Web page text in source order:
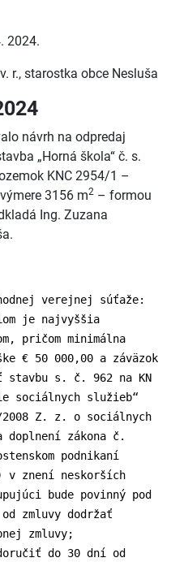
2024.
r., starostka obce Nesluša
návrh na odpredaj
„Horná škola“ č. s.
KNC 2954/1 –
3156 m2 – formou
Ing. Zuzana
verejnej súťaže:
je najvyššia
pričom minimálna
€ 50 000,00 a záväzok
stavbu s. č. 962 na KN
sociálnych služieb“
2008 Z. z. o sociálnych
doplnení zákona č.
podnikaní
v znení neskorších
bude povinný pod
zmluvy dodržať
zmluvy;
do 30 dní od